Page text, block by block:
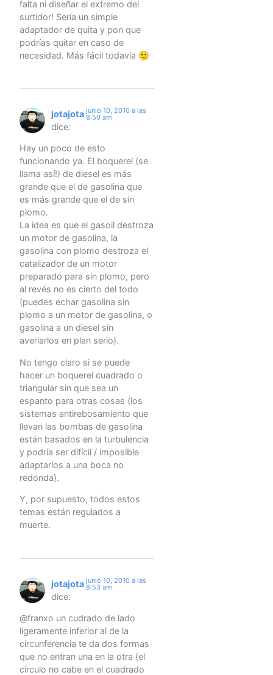
falta ni diseñar el extremo del
surtidor! Sería un simple
adaptador de quita y pon que
podrías quitar en caso de
necesidad. Más fácil todavía 🙂
jotajota
dice:
junio 10, 2010 a las
8:50 am
Hay un poco de esto
funcionando ya. El boquerel (se
llama así!) de diesel es más
grande que el de gasolina que
es más grande que el de sin
plomo.
La idea es que el gasoil destroza
un motor de gasolina, la
gasolina con plomo destroza el
catalizador de un motor
preparado para sin plomo, pero
al revés no es cierto del todo
(puedes echar gasolina sin
plomo a un motor de gasolina, o
gasolina a un diesel sin
averiarlos en plan serio).
No tengo claro si se puede
hacer un boquerel cuadrado o
triangular sin que sea un
espanto para otras cosas (los
sistemas antirebosamiento que
llevan las bombas de gasolina
están basados en la turbulencia
y podría ser difícil / imposible
adaptarlos a una boca no
redonda).
Y, por supuesto, todos estos
temas están regulados a
muerte.
jotajota
dice:
junio 10, 2010 a las
8:53 am
@franxo un cudrado de lado
ligeramente inferior al de la
circunferencia te da dos formas
que no entran una en la otra (el
círculo no cabe en el cuadrado